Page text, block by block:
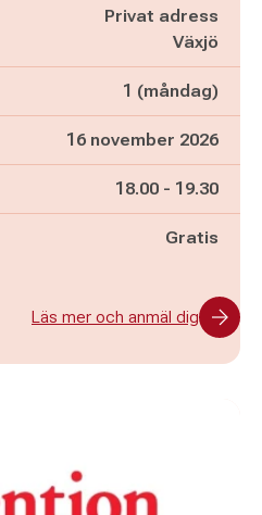
Privat adress
Växjö
1 (måndag)
16 november 2026
Pågår mellan
18.00 - och
19.30
Gratis
Läs mer och anmäl dig